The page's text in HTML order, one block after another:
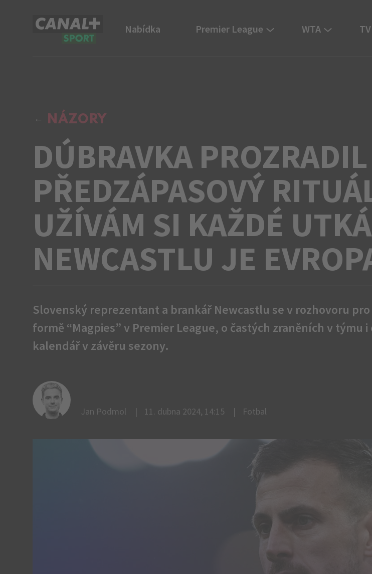
CANAL+ Sport Nabídka Premier League WTA
NÁZORY
DÚBRAVKA PROZRADIL
PŘEDZÁPASOVÝ
UŽÍVÁM SI KAŽDÉ
NEWCASTLU JE
Slovenský reprezentant a brankář Newcastlu se v rozhovoru
formě “Magpies” v Premier League, o častých zraněních v týmu
kalendář v závěru sezony.
Jan Podmol 11. dubna 2024, 14:15 Fotbal